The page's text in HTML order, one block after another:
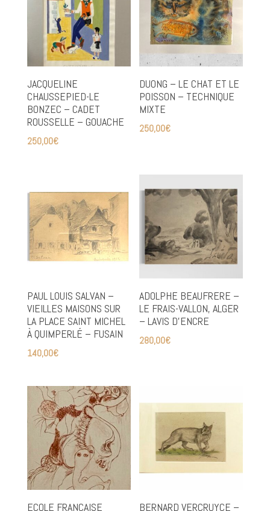
JACQUELINE
CHAUSSEPIED-LE
BONZEC – CADET
ROUSSELLE – GOUACHE
250,00€
DUONG – LE CHAT ET LE
POISSON – TECHNIQUE
MIXTE
250,00€
PAUL LOUIS SALVAN –
VIEILLES MAISONS SUR
LA PLACE SAINT MICHEL
À QUIMPERLÉ – FUSAIN
140,00€
ADOLPHE BEAUFRERE –
LE FRAIS-VALLON, ALGER
– LAVIS D’ENCRE
280,00€
ECOLE FRANÇAISE BERNARD VERCRUYCE –